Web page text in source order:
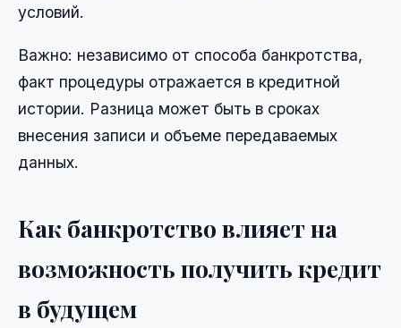
условий.
Важно: независимо от способа банкротства,
факт процедуры отражается в кредитной
истории. Разница может быть в сроках
внесения записи и объеме передаваемых
данных.
Как банкротство влияет на
возможность получить кредит
в будущем